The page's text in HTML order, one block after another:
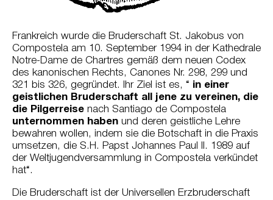
Frankreich wurde die Bruderschaft St. Jakobus von
Compostela am 10. September 1994 in der Kathedrale
Notre-Dame de Chartres gemäß dem neuen Codex
des kanonischen Rechts, Canones Nr. 298, 299 und
321 bis 326, gegründet. Ihr Ziel ist es, “ in einer
geistlichen Bruderschaft all jene zu vereinen, die
die Pilgerreise nach Santiago de Compostela
unternommen haben und deren geistliche Lehre
bewahren wollen, indem sie die Botschaft in die Praxis
umsetzen, die S.H. Papst Johannes Paul II. 1989 auf
der Weltjugendversammlung in Compostela verkündet
hat“.
Die Bruderschaft ist der Universellen Erzbruderschaft